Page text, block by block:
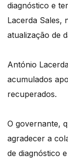
diagnóstico e
Lacerda Sales,
atualização de
António
acumulados
recuperados.
O governante,
agradecer a
de diagnóstico